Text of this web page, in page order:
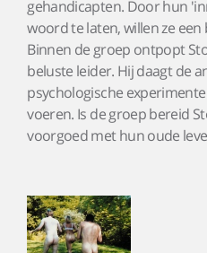
gehandicapten. Door hun
woord te laten, willen ze
Binnen de groep ontpopt
beluste leider. Hij daagt de
psychologische
voeren. Is de groep bereid
voorgoed met hun oude